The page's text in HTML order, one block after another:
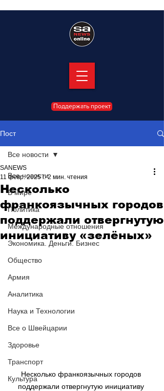
Поддержать проект
Пост
Все новости
В мире
Политика
Международные отношения
Экономика. Деньги. Бизнес
Общество
Армия
Аналитика
Наука и Технологии
Все о Швейцарии
Здоровье
Транспорт
Культура
Все новости
Несколько
франкоязычных городов
поддержали отвергнутую
инициативу «зелёных»
SANEWS
11 февр. 2025 г. 2 мин. чтения
Несколько франкоязычных городов
поддержали отвергнутую инициативу